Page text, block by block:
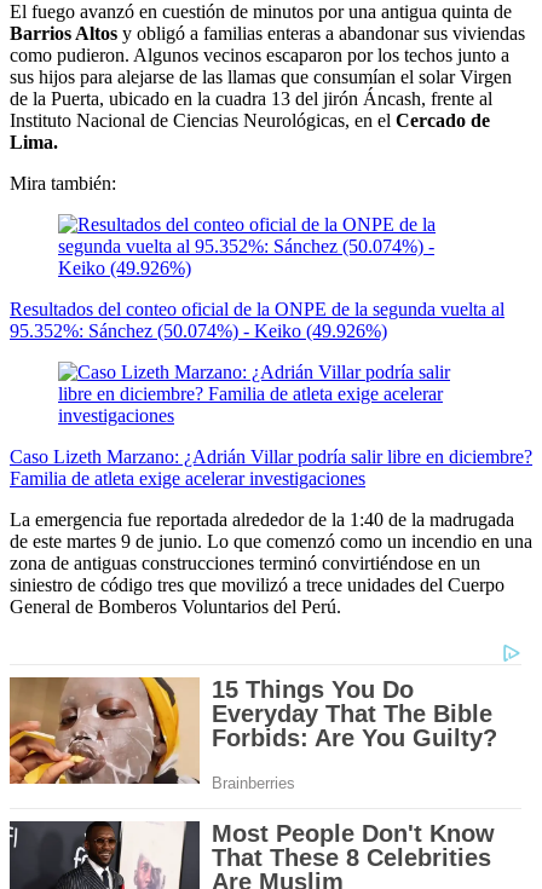
El fuego avanzó en cuestión de minutos por una antigua quinta de
Barrios Altos y obligó a familias enteras a abandonar sus viviendas
como pudieron. Algunos vecinos escaparon por los techos junto a
sus hijos para alejarse de las llamas que consumían el solar Virgen
de la Puerta, ubicado en la cuadra 13 del jirón Áncash, frente al
Instituto Nacional de Ciencias Neurológicas, en el Cercado de
Lima.
Mira también:
Resultados del conteo oficial de la ONPE de la segunda vuelta al
95.352%: Sánchez (50.074%) - Keiko (49.926%)
Caso Lizeth Marzano: ¿Adrián Villar podría salir libre en diciembre?
Familia de atleta exige acelerar investigaciones
La emergencia fue reportada alrededor de la 1:40 de la madrugada
de este martes 9 de junio. Lo que comenzó como un incendio en una
zona de antiguas construcciones terminó convirtiéndose en un
siniestro de código tres que movilizó a trece unidades del Cuerpo
General de Bomberos Voluntarios del Perú.